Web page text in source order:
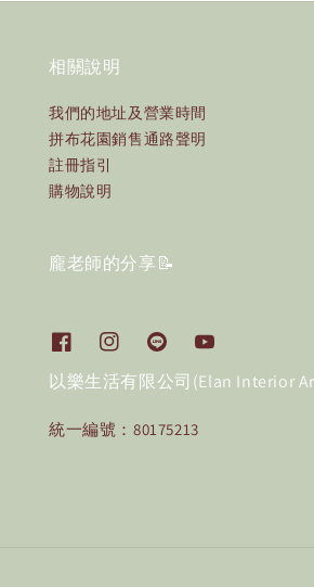
相關說明
我們的地址及營業時間
拼布花園銷售通路聲明
註冊指引
購物說明
龐老師的分享📝
以樂生活有限公司(Elan Interior
統一編號：80175213